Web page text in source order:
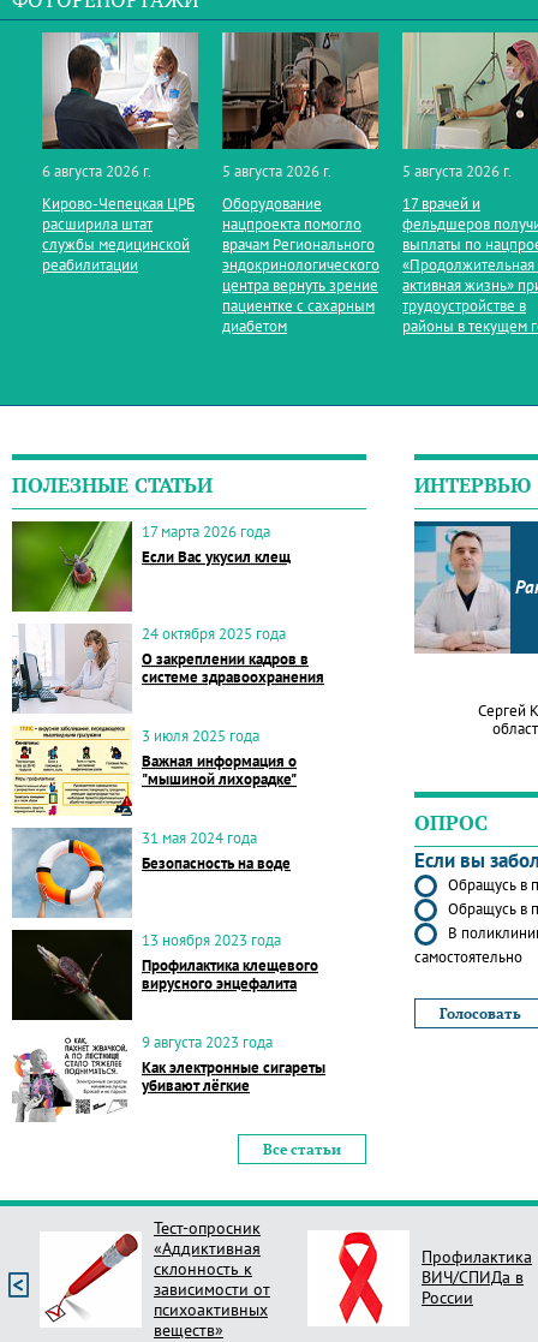
6 августа 2026 г.
Кирово‑Чепецкая ЦРБ
расширила штат
службы медицинской
реабилитации
5 августа 2026 г.
Оборудование
нацпроекта помогло
врачам Регионального
эндокринологического
центра вернуть зрение
пациентке с сахарным
диабетом
5 августа 2026 г.
17 врачей и
фельдшеров
выплаты по
«Продолжительная
активная жизнь»
трудоустройстве в
районы в текущем
ПОЛЕЗНЫЕ СТАТЬИ
17 марта 2026 года
Если Вас укусил клещ
24 октября 2025 года
О закреплении кадров в
системе здравоохранения
3 июля 2025 года
Важная информация о
"мышиной лихорадке"
31 мая 2024 года
Безопасность на воде
13 ноября 2023 года
Профилактика клещевого
вирусного энцефалита
9 августа 2023 года
Как электронные сигареты
убивают лёгкие
Все статьи
ИНТЕРВЬЮ
Сергей
ОПРОС
Если вы
Обращусь в
Обращусь в
В
самостоятельно
Тест-опросник
«Аддиктивная
склонность к
зависимости от
психоактивных
веществ»
Профилактика
ВИЧ/СПИДа в
России